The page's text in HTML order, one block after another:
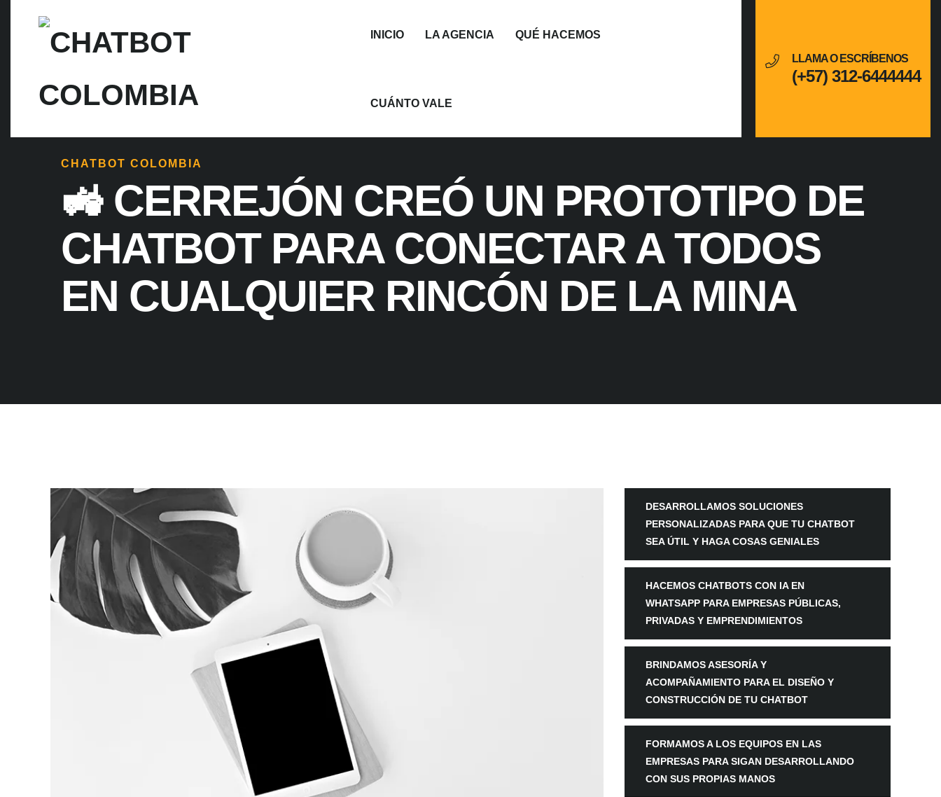
INICIO LA AGENCIA QUÉ HACEMOS
CUÁNTO VALE
LLAMA O ESCRÍBENOS
(+57) 312-6444444
CHATBOT COLOMBIA
🚜 CERREJÓN CREÓ UN PROTOTIPO DE
CHATBOT PARA CONECTAR A TODOS
EN CUALQUIER RINCÓN DE LA MINA
DESARROLLAMOS SOLUCIONES
PERSONALIZADAS PARA QUE TU CHATBOT
SEA ÚTIL Y HAGA COSAS GENIALES
HACEMOS CHATBOTS CON IA EN
WHATSAPP PARA EMPRESAS PÚBLICAS,
PRIVADAS Y EMPRENDIMIENTOS
BRINDAMOS ASESORÍA Y
ACOMPAÑAMIENTO PARA EL DISEÑO Y
CONSTRUCCIÓN DE TU CHATBOT
FORMAMOS A LOS EQUIPOS EN LAS
EMPRESAS PARA SIGAN DESARROLLANDO
CON SUS PROPIAS MANOS